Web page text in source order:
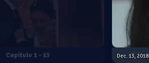
1 - 13 Dec. 13, 2018